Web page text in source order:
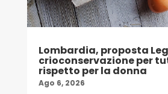
Lombardia, proposta
crioconservazione per
rispetto per la donna
Ago 6, 2026